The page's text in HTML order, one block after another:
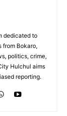
dedicated to
from Bokaro,
politics, crime,
Hulchul aims
reporting.